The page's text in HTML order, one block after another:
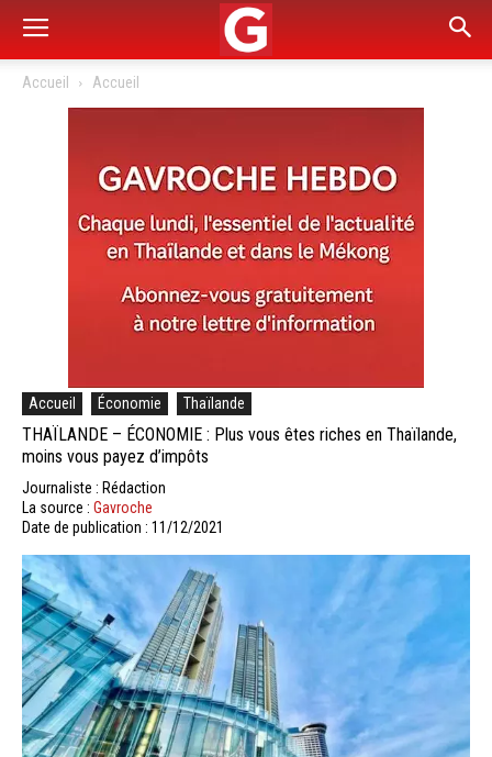
Accueil Accueil
Accueil Économie Thaïlande
THAÏLANDE – ÉCONOMIE : Plus vous êtes riches en Thaïlande,
moins vous payez d’impôts
Journaliste : Rédaction
La source : Gavroche
Date de publication : 11/12/2021